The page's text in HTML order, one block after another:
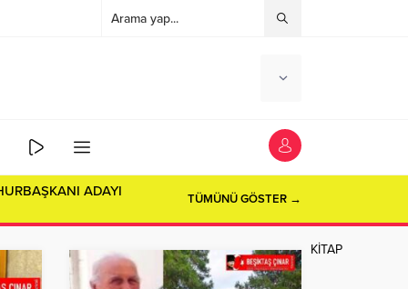
TÜMÜNÜ GÖSTER →
KİTAP